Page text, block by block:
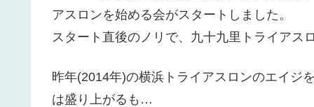
アスロンを始める会がスタートしました。
スタート直後のノリで、九十九里トライアス
昨年(2014年)の横浜トライアスロンのエイジ
は盛り上がるも…